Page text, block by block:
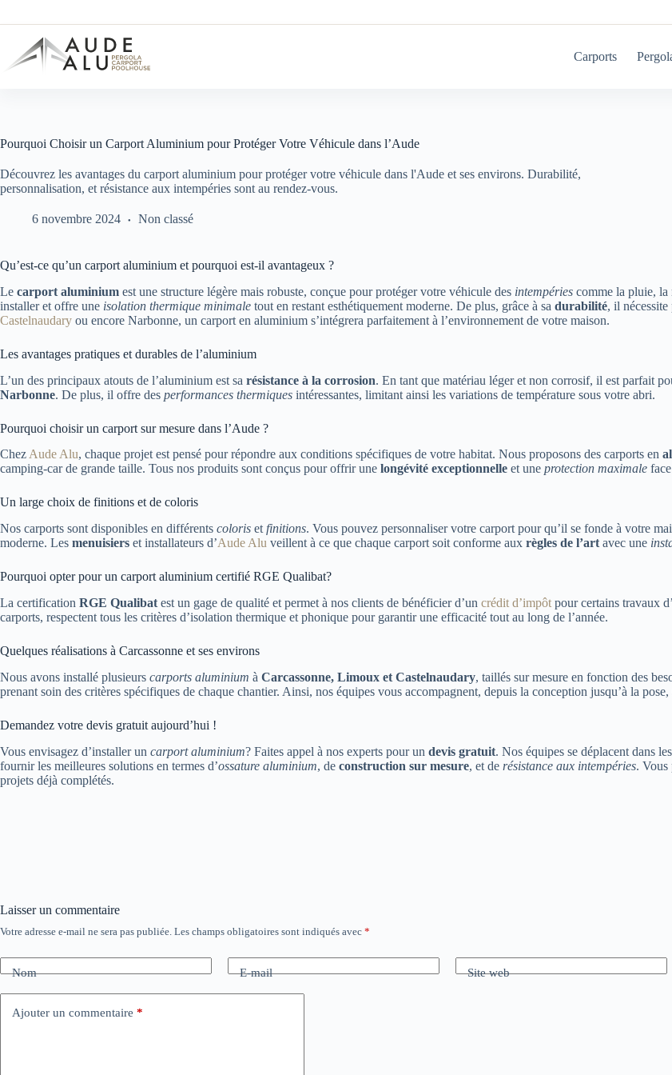
Carports
Pourquoi Choisir un Carport Aluminium pour Protéger Votre Véhicule dans l’Aude
Découvrez les avantages du carport aluminium pour protéger votre véhicule dans l'Aude et ses environs. Durabilité,
personnalisation, et résistance aux intempéries sont au rendez-vous.
6 novembre 2024 Non classé
Qu’est-ce qu’un carport aluminium et pourquoi est-il avantageux ?
Le carport aluminium est une structure légère mais robuste, conçue pour protéger votre véhicule des intempéries comme la pluie, la
installer et offre une isolation thermique minimale tout en restant esthétiquement moderne. De plus, grâce à sa durabilité, il
Castelnaudary ou encore Narbonne, un carport en aluminium s’intégrera parfaitement à l’environnement de votre maison.
Les avantages pratiques et durables de l’aluminium
L’un des principaux atouts de l’aluminium est sa résistance à la corrosion. En tant que matériau léger et non corrosif, il est parfait
Narbonne. De plus, il offre des performances thermiques intéressantes, limitant ainsi les variations de température sous votre abri.
Pourquoi choisir un carport sur mesure dans l’Aude ?
Chez Aude Alu, chaque projet est pensé pour répondre aux conditions spécifiques de votre habitat. Nous proposons des carports en
camping-car de grande taille. Tous nos produits sont conçus pour offrir une longévité exceptionnelle et une protection maximale
Un large choix de finitions et de coloris
Nos carports sont disponibles en différents coloris et finitions. Vous pouvez personnaliser votre carport pour qu’il se fonde à votre
moderne. Les menuisiers et installateurs d’Aude Alu veillent à ce que chaque carport soit conforme aux règles de l’art avec une
Pourquoi opter pour un carport aluminium certifié RGE Qualibat?
La certification RGE Qualibat est un gage de qualité et permet à nos clients de bénéficier d’un crédit d’impôt pour certains travaux
carports, respectent tous les critères d’isolation thermique et phonique pour garantir une efficacité tout au long de l’année.
Quelques réalisations à Carcassonne et ses environs
Nous avons installé plusieurs carports aluminium à Carcassonne, Limoux et Castelnaudary, taillés sur mesure en fonction des
prenant soin des critères spécifiques de chaque chantier. Ainsi, nos équipes vous accompagnent, depuis la conception jusqu’à la
Demandez votre devis gratuit aujourd’hui !
Vous envisagez d’installer un carport aluminium? Faites appel à nos experts pour un devis gratuit. Nos équipes se déplacent dans
fournir les meilleures solutions en termes d’ossature aluminium, de construction sur mesure, et de résistance aux intempéries. Vous
projets déjà complétés.
Laisser un commentaire
Votre adresse e-mail ne sera pas publiée. Les champs obligatoires sont indiqués avec *
Nom E-mail Site web
Ajouter un commentaire *